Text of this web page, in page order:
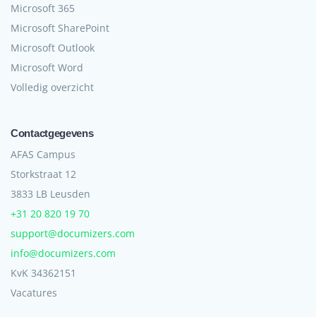
Microsoft 365
Microsoft SharePoint
Microsoft Outlook
Microsoft Word
Volledig overzicht
Contactgegevens
AFAS Campus
Storkstraat 12
3833 LB Leusden
+31 20 820 19 70
support@documizers.com
info@documizers.com
KvK 34362151
Vacatures